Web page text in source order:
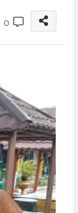
0